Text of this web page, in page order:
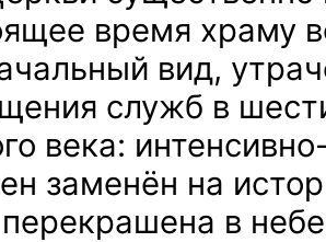
время храму
вид,
служб в
века:
заменён на
в